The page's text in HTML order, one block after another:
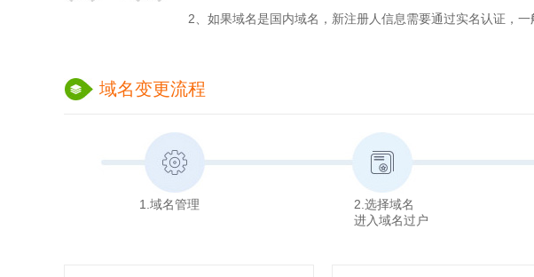
2、如果域名是国内域名，新注册人信息需要通过实名认证，一
域名变更流程
1.域名管理
2.选择域名
进入域名过户